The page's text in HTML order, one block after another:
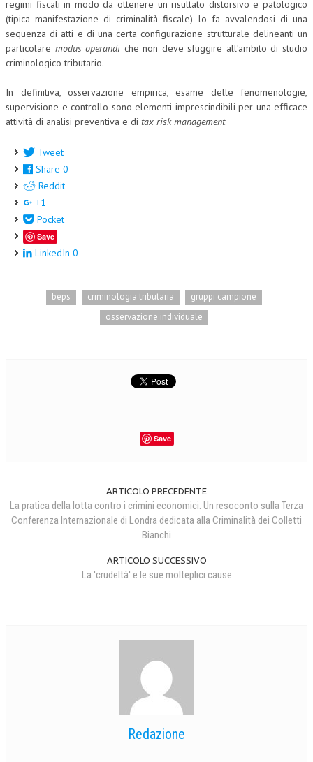
regimi fiscali in modo da ottenere un risultato distorsivo e patologico
(tipica manifestazione di criminalità fiscale) lo fa avvalendosi di una
sequenza di atti e di una certa configurazione strutturale delineanti un
particolare modus operandi che non deve sfuggire all’ambito di studio
criminologico tributario.
In definitiva, osservazione empirica, esame delle fenomenologie,
supervisione e controllo sono elementi imprescindibili per una efficace
attività di analisi preventiva e di tax risk management.
Tweet
Share 0
Reddit
+1
Pocket
Save
LinkedIn 0
beps criminologia tributaria
gruppi campione
osservazione individuale
Save
ARTICOLO PRECEDENTE
La pratica della lotta contro i crimini economici. Un resoconto sulla Terza
Conferenza Internazionale di Londra dedicata alla Criminalità dei Colletti
Bianchi
ARTICOLO SUCCESSIVO
La 'crudeltà' e le sue molteplici cause
Redazione